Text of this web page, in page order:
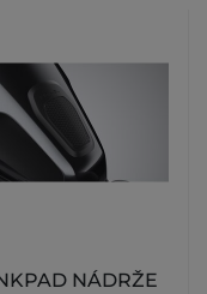
NÁDRŽE